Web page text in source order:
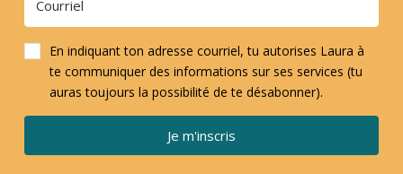
En indiquant ton adresse courriel, tu autorises Laura à
te communiquer des informations sur ses services (tu
auras toujours la possibilité de te désabonner).
Je m'inscris